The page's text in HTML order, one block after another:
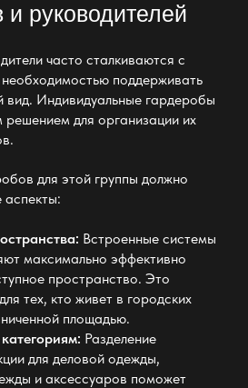
и руководителей
часто сталкиваются с
поддерживать
вид. Индивидуальные гардеробы
решением для организации их
для этой группы должно
аспекты:
Встроенные системы
максимально эффективно
пространство. Это
тех, кто живет в городских
площадью.
Разделение
для деловой одежды,
и аксессуаров поможет